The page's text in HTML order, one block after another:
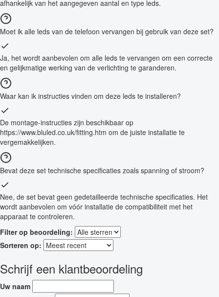
afhankelijk van het aangegeven aantal en type leds.
Moet ik alle leds van de telefoon vervangen bij gebruik van deze set?
Ja, het wordt aanbevolen om alle leds te vervangen om een correcte
en gelijkmatige werking van de verlichting te garanderen.
Waar kan ik instructies vinden om deze leds te installeren?
De montage-instructies zijn beschikbaar op
https://www.bluled.co.uk/fitting.htm om de juiste installatie te
vergemakkelijken.
Bevat deze set technische specificaties zoals spanning of stroom?
Nee, de set bevat geen gedetailleerde technische specificaties. Het
wordt aanbevolen om vóór installatie de compatibiliteit met het
apparaat te controleren.
Filter op beoordeling:
Sorteren op:
Schrijf een klantbeoordeling
Uw naam